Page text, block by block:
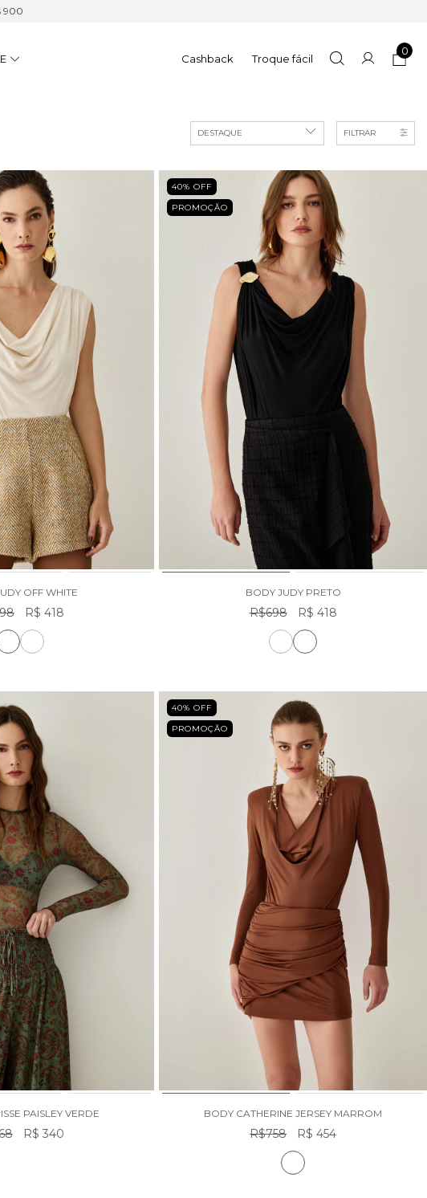
900
Cashback Troque fácil
0
FILTRAR
OFF WHITE
R$ 418
40% OFF
PROMOÇÃO
BODY JUDY PRETO
R$698 R$ 418
PAISLEY VERDE
R$ 340
40% OFF
PROMOÇÃO
BODY CATHERINE JERSEY MARROM
R$758 R$ 454